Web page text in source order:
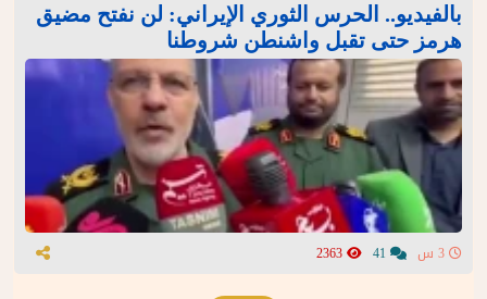
بالفيديو.. الحرس الثوري الإيراني: لن نفتح مضيق
هرمز حتى تقبل واشنطن شروطنا